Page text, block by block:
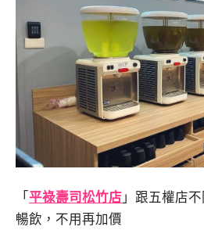
「平祿壽司松竹店」跟五權店
暢飲，不用再加價